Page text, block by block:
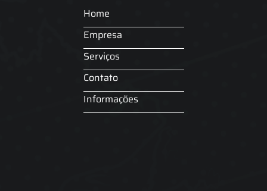
Home
Empresa
Serviços
Contato
Informações